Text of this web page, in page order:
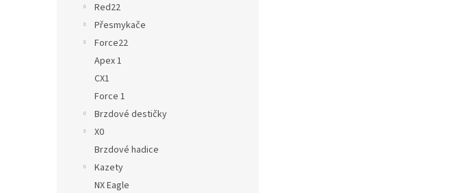
Red22
Přesmykače
Force22
Apex 1
CX1
Force 1
Brzdové destičky
X0
Brzdové hadice
Kazety
NX Eagle